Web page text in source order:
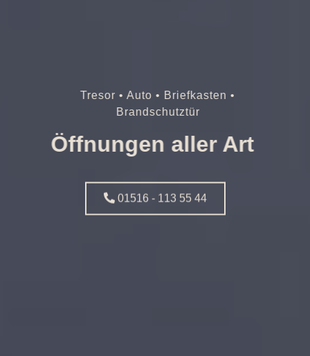
Tresor • Auto • Briefkasten •
Brandschutztür
Öffnungen aller Art
01516 - 113 55 44